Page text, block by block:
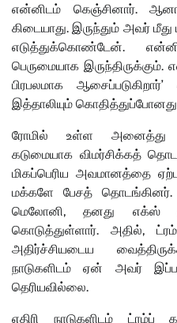
என்னிடம் கெஞ்சினார்.
கிடையாது. இருந்தும் அவர்
எடுத்துக்கொண்டேன்.
பெருமையாக
பிரபலமாக
இத்தாலியும்
ரோமில் உள்ள அனைத்து
கடுமையாக விமர்சிக்கத்
மிகப்பெரிய அவமானத்தை
மக்களே பேசத்
மெலோனி, தனது எக்ஸ்
கொடுத்துள்ளார். அதில்,
அதிர்ச்சியடைய
நாடுகளிடம் ஏன் அவர்
தெரியவில்லை.
எதிரி நாடுகளிடம்